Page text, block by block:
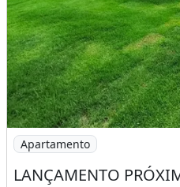
Imagem: LANÇAMENTO
Apartamento
LANÇAMENTO